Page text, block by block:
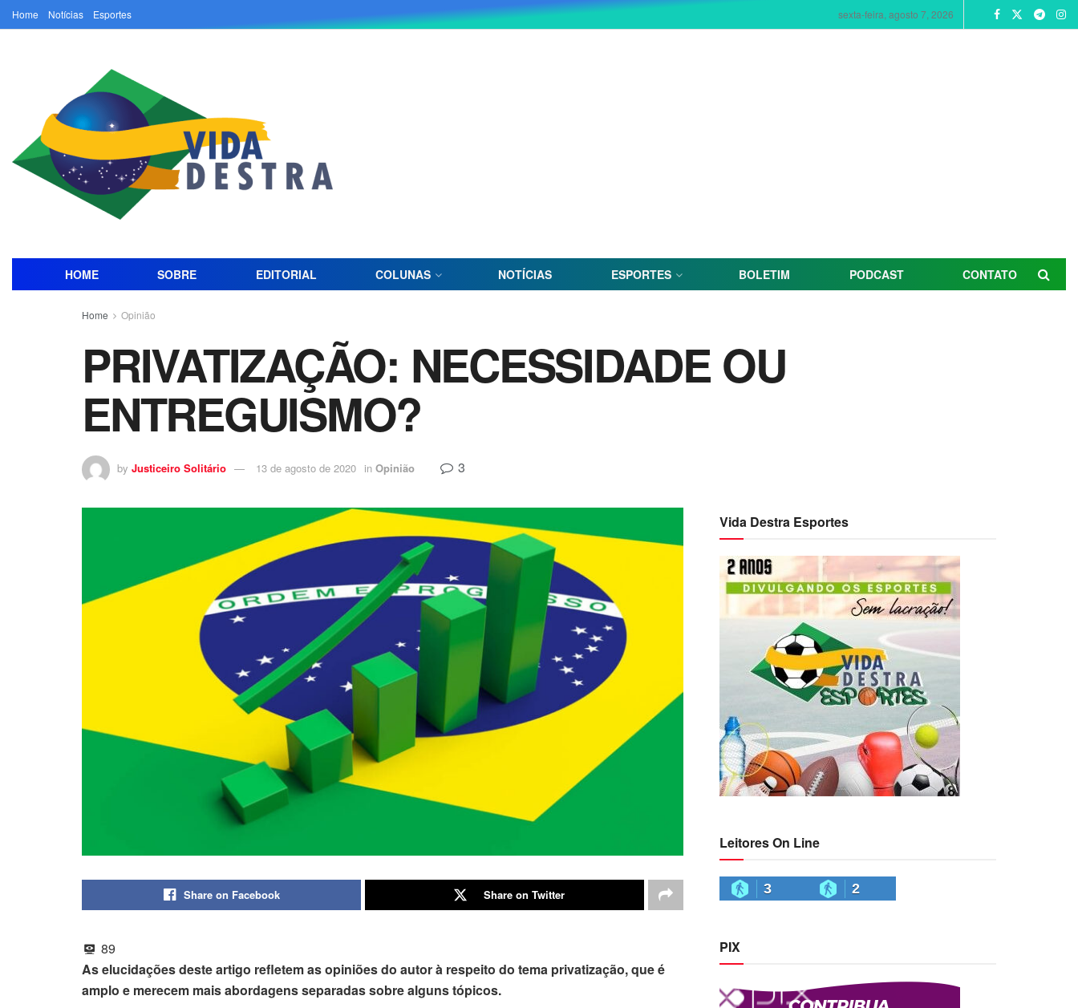
Home Notícias Esportes sexta-feira, agosto 7, 2026
HOME SOBRE EDITORIAL COLUNAS NOTÍCIAS ESPORTES BOLETIM PODCAST CONTATO
Home Opinião
PRIVATIZAÇÃO: NECESSIDADE OU
ENTREGUISMO?
by Justiceiro Solitário 13 de agosto de 2020 in Opinião 3
Share on Facebook Share on Twitter
89
As elucidações deste artigo refletem as opiniões do autor à respeito do tema privatização, que é
amplo e merecem mais abordagens separadas sobre alguns tópicos.
Vida Destra Esportes
Leitores On Line
3 2
PIX